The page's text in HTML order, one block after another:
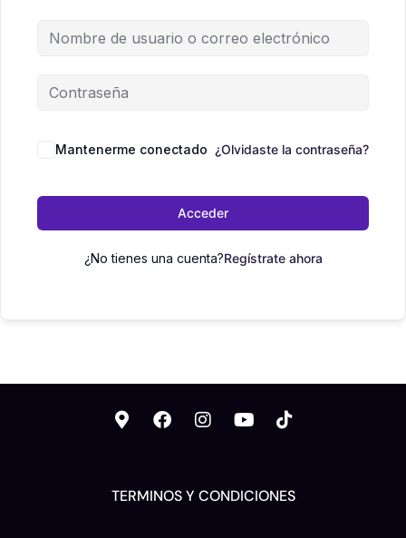
Mantenerme conectado ¿Olvidaste la contraseña?
Acceder
¿No tienes una cuenta?Regístrate ahora
TERMINOS Y CONDICIONES